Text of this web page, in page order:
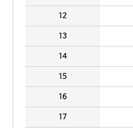
12
13
14
15
16
17